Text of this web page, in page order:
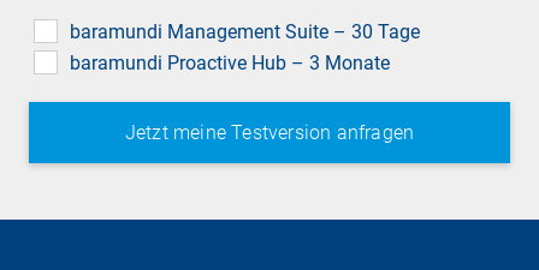
baramundi Management Suite – 30 Tage
baramundi Proactive Hub – 3 Monate